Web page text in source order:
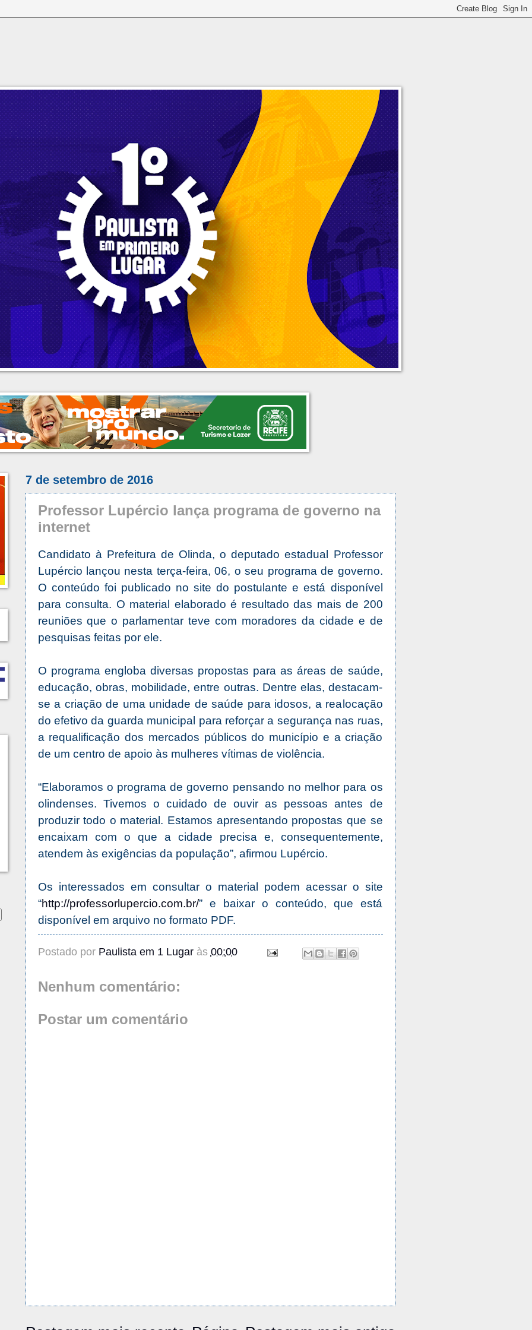
7 de setembro de 2016
Professor Lupércio lança programa de governo na
internet
Candidato à Prefeitura de Olinda, o deputado estadual Professor
Lupércio lançou nesta terça-feira, 06, o seu programa de governo.
O conteúdo foi publicado no site do postulante e está disponível
para consulta. O material elaborado é resultado das mais de 200
reuniões que o parlamentar teve com moradores da cidade e de
pesquisas feitas por ele.
O programa engloba diversas propostas para as áreas de saúde,
educação, obras, mobilidade, entre outras. Dentre elas, destacam-
se a criação de uma unidade de saúde para idosos, a realocação
do efetivo da guarda municipal para reforçar a segurança nas ruas,
a requalificação dos mercados públicos do município e a criação
de um centro de apoio às mulheres vítimas de violência.
“Elaboramos o programa de governo pensando no melhor para os
olindenses. Tivemos o cuidado de ouvir as pessoas antes de
produzir todo o material. Estamos apresentando propostas que se
encaixam com o que a cidade precisa e, consequentemente,
atendem às exigências da população”, afirmou Lupércio.
Os interessados em consultar o material podem acessar o site
“http://professorlupercio.com.br/” e baixar o conteúdo, que está
disponível em arquivo no formato PDF.
Postado por Paulista em 1 Lugar às 00:00
Nenhum comentário:
Postar um comentário